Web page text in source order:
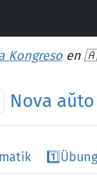
Kongresoen
Nova aŭto
1️⃣